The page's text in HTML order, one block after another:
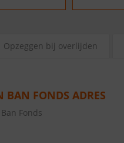
Opzeggen bij overlijden
BAN FONDS ADRES
Fonds